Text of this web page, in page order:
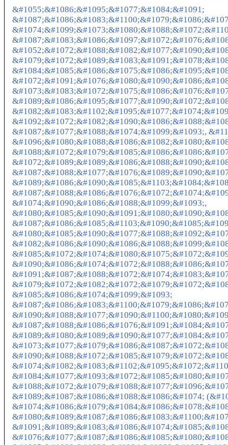
&#1055;&#1086;&#1095;&#1077;&#1084;&#1091;
&#1087;&#1077;&#1088;&#1074;&#1099;&#1093;,
&#1074;&#1090;&#1086;&#1088;&#1099;&#1093;,
&#1085;&#1086;&#1074;&#1099;&#1093;
&#1089;&#1087;&#1086;&#1088;&#1086;&#1074;